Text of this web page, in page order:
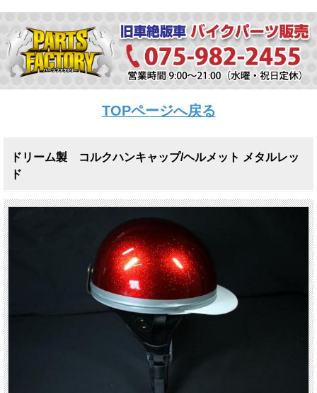
TOPページへ戻る
ドリーム製 コルクハンキャップ/ヘルメット メタルレッ
ド